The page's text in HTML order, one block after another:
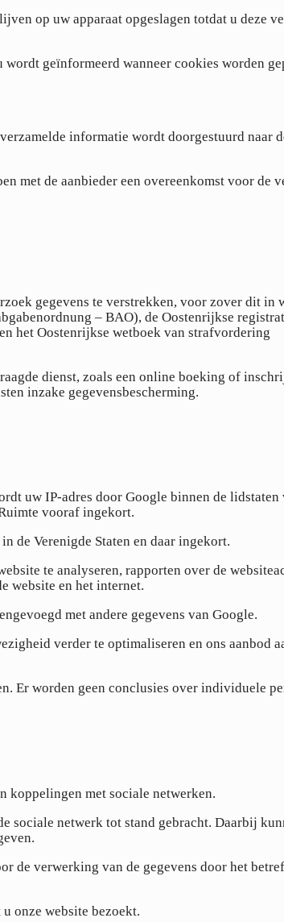
op uw apparaat opgeslagen totdat u deze
geïnformeerd wanneer cookies worden
informatie wordt doorgestuurd naar
met de aanbieder een overeenkomst voor de
gegevens te verstrekken, voor zover dit in
– BAO), de Oostenrijkse
het Oostenrijkse wetboek van strafvordering
dienst, zoals een online boeking of
inzake gegevensbescherming.
uw IP-adres door Google binnen de lidstaten
vooraf ingekort.
de Verenigde Staten en daar ingekort.
te analyseren, rapporten over de
website en het internet.
met andere gegevens van Google.
verder te optimaliseren en ons aanbod
Er worden geen conclusies over individuele
koppelingen met sociale netwerken.
sociale netwerk tot stand gebracht. Daarbij
de verwerking van de gegevens door het
onze website bezoekt.